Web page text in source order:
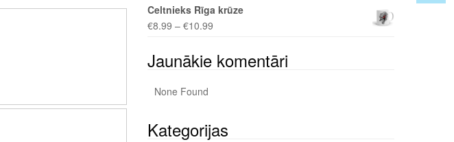
Celtnieks Rīga krūze
€8.99 – €10.99
Jaunākie komentāri
None Found
Kategorijas